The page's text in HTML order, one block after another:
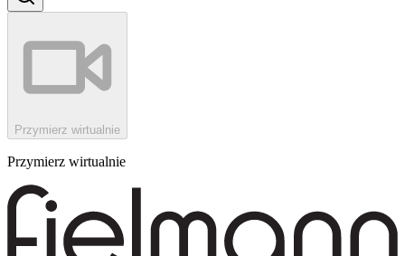
Przymierz wirtualnie
Przymierz wirtualnie